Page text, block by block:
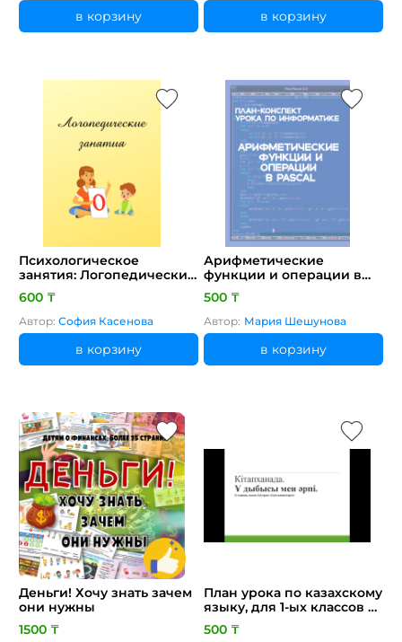
в корзину в корзину
Психологическое
занятия: Логопедические
занятия (развитие
фонематического слуха и
разговорного языка)
600 ₸
Автор: София Касенова
в корзину
Арифметические
функции и операции в
Pascal. Правила записи
арифметических
выражений
500 ₸
Автор: Мария Шешунова
в корзину
Деньги! Хочу знать зачем
они нужны
1500 ₸
План урока по казахскому
языку, для 1-ых классов с
русским языком
обучения, тема урока:
500 ₸